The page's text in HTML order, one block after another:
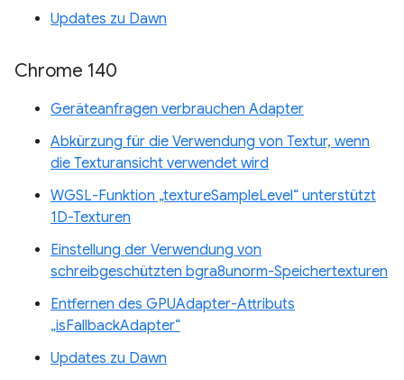
Updates zu Dawn
Chrome 140
Geräteanfragen verbrauchen Adapter
Abkürzung für die Verwendung von Textur, wenn
die Texturansicht verwendet wird
WGSL-Funktion „textureSampleLevel“ unterstützt
1D-Texturen
Einstellung der Verwendung von
schreibgeschützten bgra8unorm-Speichertexturen
Entfernen des GPUAdapter-Attributs
„isFallbackAdapter“
Updates zu Dawn